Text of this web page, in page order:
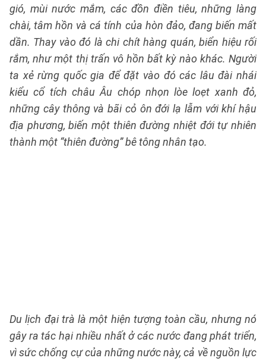
gió, mùi nước mắm, các đồn điền tiêu, những làng
chài, tâm hồn và cá tính của hòn đảo, đang biến mất
dần. Thay vào đó là chi chít hàng quán, biển hiệu rối
rắm, như một thị trấn vô hồn bất kỳ nào khác. Người
ta xẻ rừng quốc gia để đặt vào đó các lâu đài nhái
kiểu cổ tích châu Âu chóp nhọn lòe loẹt xanh đỏ,
những cây thông và bãi cỏ ôn đới lạ lẫm với khí hậu
địa phương, biến một thiên đường nhiệt đới tự nhiên
thành một “thiên đường” bê tông nhân tạo.
Du lịch đại trà là một hiện tượng toàn cầu, nhưng nó
gây ra tác hại nhiều nhất ở các nước đang phát triển,
vì sức chống cự của những nước này, cả về nguồn lực